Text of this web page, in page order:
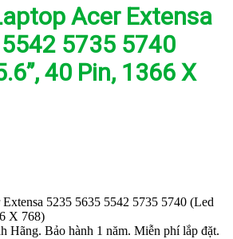
Acer Extensa
5735 5740
40 Pin, 1366 X
5235 5635 5542 5735 5740 (Led
X 768)
Hãng. Bảo hành 1 năm. Miễn phí lắp đặt.